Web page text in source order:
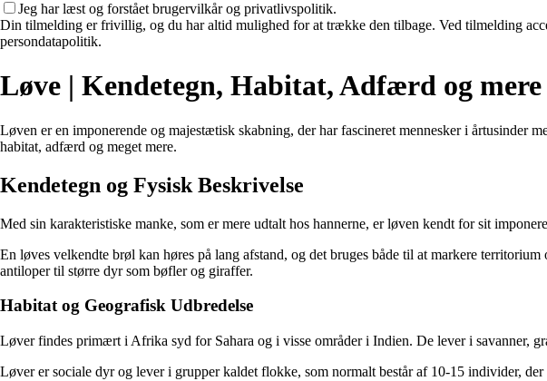
Jeg har læst og forstået brugervilkår og privatlivspolitik.
Din tilmelding er frivillig, og du har altid mulighed for at trække den tilbage. Ved tilmelding
persondatapolitik.
Løve | Kendetegn, Habitat, Adfærd og mere
Løven er en imponerende og majestætisk skabning, der har fascineret mennesker i årtusinder
habitat, adfærd og meget mere.
Kendetegn og Fysisk Beskrivelse
Med sin karakteristiske manke, som er mere udtalt hos hannerne, er løven kendt for sit
En løves velkendte brøl kan høres på lang afstand, og det bruges både til at markere
antiloper til større dyr som bøfler og giraffer.
Habitat og Geografisk Udbredelse
Løver findes primært i Afrika syd for Sahara og i visse områder i Indien. De lever i savanner,
Løver er sociale dyr og lever i grupper kaldet flokke, som normalt består af 10-15 individer,